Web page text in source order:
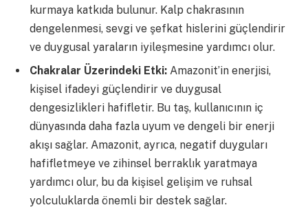
kurmaya katkıda bulunur. Kalp chakrasının
dengelenmesi, sevgi ve şefkat hislerini güçlendirir
ve duygusal yaraların iyileşmesine yardımcı olur.
Chakralar Üzerindeki Etki: Amazonit’in enerjisi,
kişisel ifadeyi güçlendirir ve duygusal
dengesizlikleri hafifletir. Bu taş, kullanıcının iç
dünyasında daha fazla uyum ve dengeli bir enerji
akışı sağlar. Amazonit, ayrıca, negatif duyguları
hafifletmeye ve zihinsel berraklık yaratmaya
yardımcı olur, bu da kişisel gelişim ve ruhsal
yolculuklarda önemli bir destek sağlar.